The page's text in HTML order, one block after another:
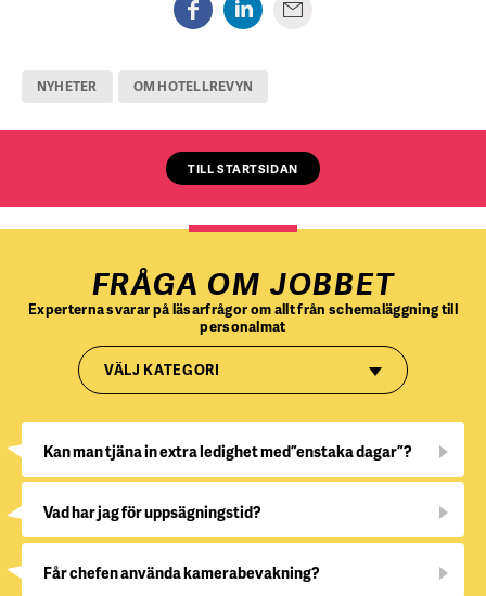
NYHETER OM HOTELLREVYN
TILL STARTSIDAN
FRÅGA OM JOBBET
Experterna svarar på läsarfrågor om allt från schemaläggning till
personalmat
VÄLJ KATEGORI
Kan man tjäna in extra ledighet med ”enstaka dagar”?
Vad har jag för uppsägningstid?
Får chefen använda kamerabevakning?